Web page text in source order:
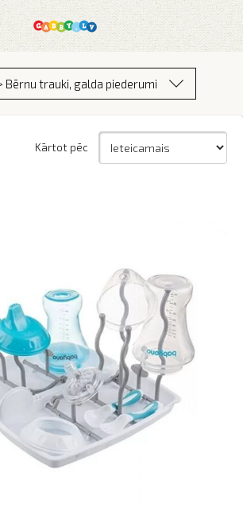
Bērnu trauki, galda piederumi
Kārtot pēc